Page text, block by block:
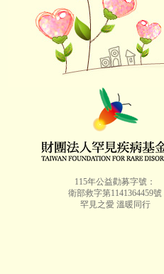
115年公益勸募字號：
衛部救字第1141364459號
罕見之愛 溫暖同行